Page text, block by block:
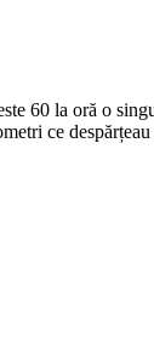
60 la oră o
ce